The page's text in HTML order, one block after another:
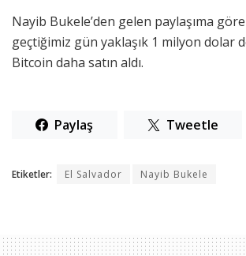
Nayib Bukele’den gelen paylaşıma
geçtiğimiz gün yaklaşık 1 milyon dolar
Bitcoin daha satın aldı.
Paylaş Tweetle
Etiketler: El Salvador Nayib Bukele